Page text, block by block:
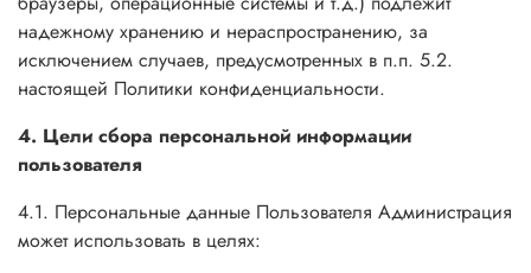
надежному хранению и нераспространению, за
исключением случаев, предусмотренных в п.п. 5.2.
настоящей Политики конфиденциальности.
4. Цели сбора персональной информации
пользователя
4.1. Персональные данные Пользователя Администрация
может использовать в целях: